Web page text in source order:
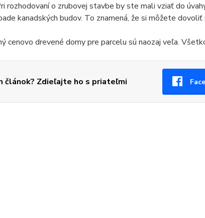
rozhodovaní o zrubovej stavbe by ste mali vziať do
kanadských budov. To znamená, že si môžete dovoliť
cenovo drevené domy pre parcelu sú naozaj veľa.
článok? Zdieľajte ho s priateľmi